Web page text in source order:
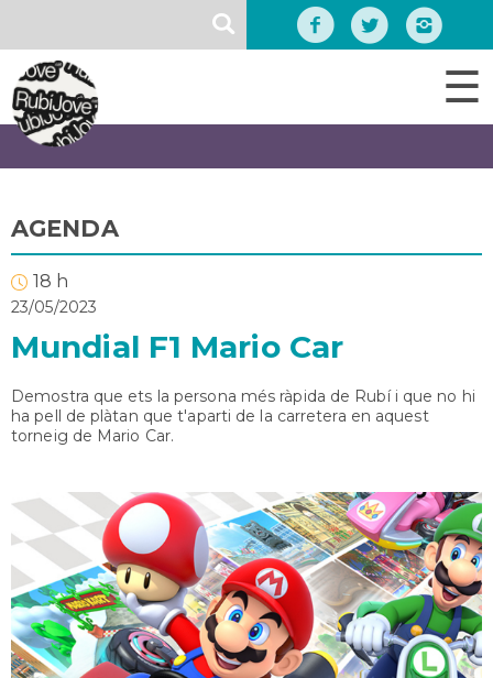
contingut
☰
AGENDA
18 h
23/05/2023
Mundial F1 Mario Car
Demostra que ets la persona més ràpida de Rubí i que no hi
ha pell de plàtan que t'aparti de la carretera en aquest
torneig de Mario Car.